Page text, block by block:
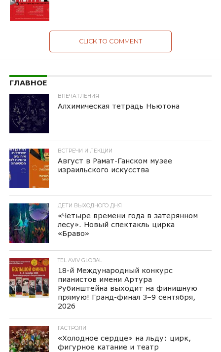
CLICK TO COMMENT
ГЛАВНОЕ
ВПЕЧАТЛЕНИЯ
Алхимическая тетрадь Ньютона
ВСТРЕЧИ И ЛЕКЦИИ
Август в Рамат-Ганском музее
израильского искусства
ДЕТИ ВЫХОДНОГО ДНЯ
«Четыре времени года в затерянном
лесу». Новый спектакль цирка
«Браво»
TEL AVIV GLOBAL
18-й Международный конкурс
пианистов имени Артура
Рубинштейна выходит на финишную
прямую! Гранд-финал 3–9 сентября,
2026
ГАСТРОЛИ
«Холодное сердце» на льду: цирк,
фигурное катание и театр